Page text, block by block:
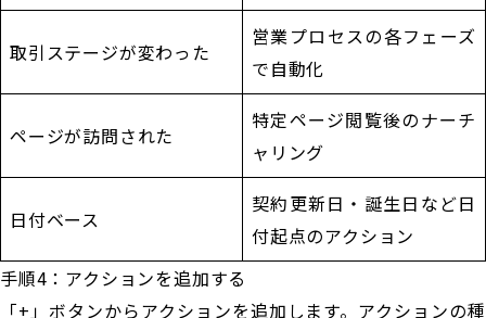
取引ステージが変わった
営業プロセスの各フェーズ
で自動化
ページが訪問された
特定ページ閲覧後のナーチ
ャリング
日付ベース
契約更新日・誕生日など日
付起点のアクション
手順4：アクションを追加する
「+」ボタンからアクションを追加します。アクションの種